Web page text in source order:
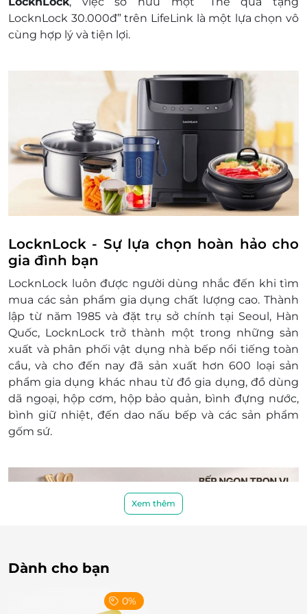
Lock&Lock sau:
Lock&Lock F2C Nowzone
Lock&Lock F2C SC Vivo
LocknLock 30.000đ” trên LifeLink là một lựa chọn vô
cùng hợp lý và tiện lợi.
LocknLock - Sự lựa chọn hoàn hảo cho
gia đình bạn
LocknLock luôn được người dùng nhắc đến khi tìm
mua các sản phẩm gia dụng chất lượng cao. Thành
lập từ năm 1985 và đặt trụ sở chính tại Seoul, Hàn
Quốc, LocknLock trở thành một trong những sản
xuất và phân phối vật dụng nhà bếp nổi tiếng toàn
cầu, và cho đến nay đã sản xuất hơn 600 loại sản
phẩm gia dụng khác nhau từ đồ gia dụng, đồ dùng
dã ngoại, hộp cơm, hộp bảo quản, bình đựng nước,
bình giữ nhiệt, đến dao nấu bếp và các sản phẩm
gốm sứ.
Xem thêm
Dành cho bạn
0%